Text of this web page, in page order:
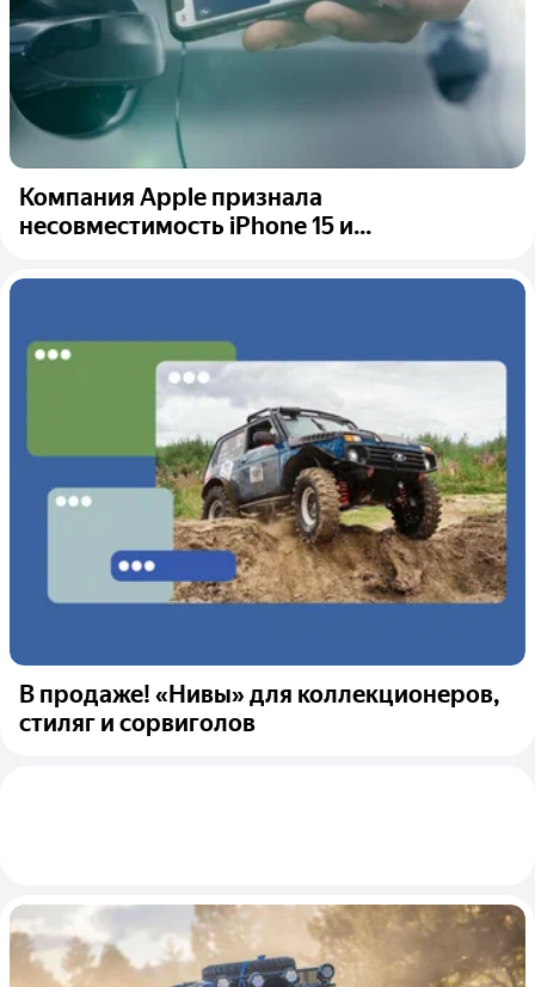
Компания Apple признала
несовместимость iPhone 15 и...
В продаже! «Нивы» для коллекционеров,
стиляг и сорвиголов